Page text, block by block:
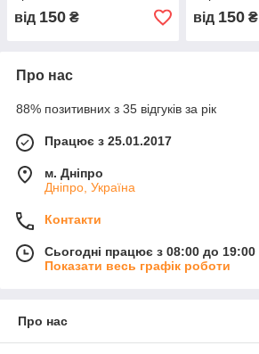
від 150 ₴ від 150₴
Про нас
88% позитивних з 35 відгуків за рік
Працює з 25.01.2017
м. Дніпро
Дніпро, Україна
Контакти
Сьогодні працює з 08:00 до 19:00
Показати весь графік роботи
Про нас